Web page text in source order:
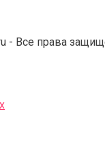
- Все права